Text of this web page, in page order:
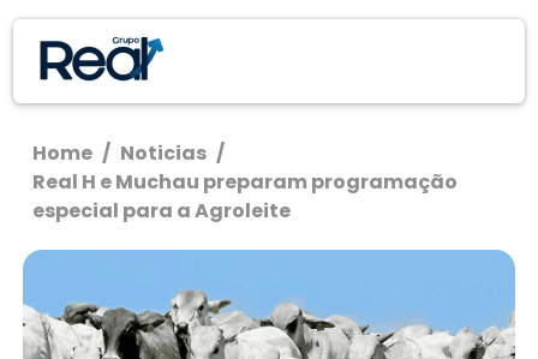
Home / Noticias /
Real H e Muchau preparam programação
especial para a Agroleite